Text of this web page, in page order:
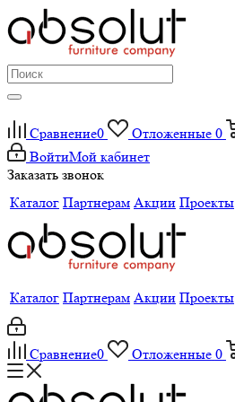
Сравнение0 Отложенные 0
ВойтиМой кабинет
Заказать звонок
Каталог Партнерам Акции Проекты
Каталог Партнерам Акции Проекты
Сравнение0 Отложенные 0